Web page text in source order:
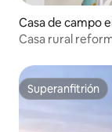
Casa de campo
Casa rural
Superanfitrión
Superanfitrión